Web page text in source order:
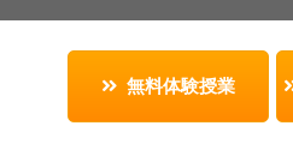
無料体験授業